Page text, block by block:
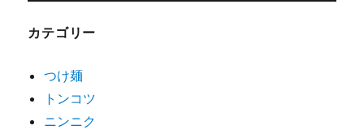
カテゴリー
つけ麺
トンコツ
ニンニク